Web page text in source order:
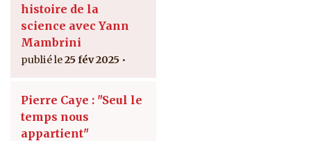
histoire de la
science avec Yann
Mambrini
25 fév 2025
Pierre Caye : "Seul le
temps nous
appartient"